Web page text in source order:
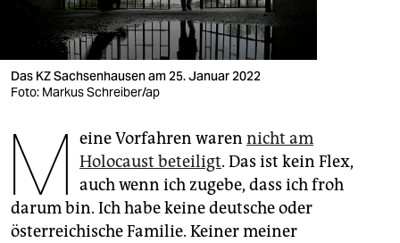
veranstaltungen
shop
fragen & hilfe
abo
genossenschaft
epaper login
Das KZ Sachsenhausen am 25. Januar 2022
Foto: Markus Schreiber/ap
M eine Vorfahren waren nicht am
Holocaust beteiligt. Das ist kein Flex,
auch wenn ich zugebe, dass ich froh
darum bin. Ich habe keine deutsche oder
österreichische Familie. Keiner meiner